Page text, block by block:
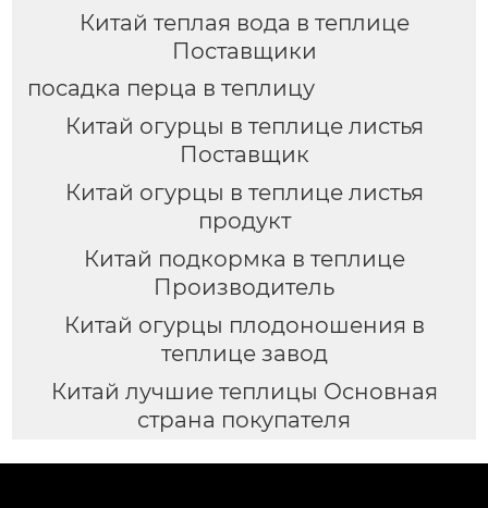
Китай теплая вода в теплице
Поставщики
посадка перца в теплицу
Китай огурцы в теплице листья
Поставщик
Китай огурцы в теплице листья
продукт
Китай подкормка в теплице
Производитель
Китай огурцы плодоношения в
теплице завод
Китай лучшие теплицы Основная
страна покупателя